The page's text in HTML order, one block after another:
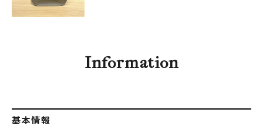
Information
基本情報